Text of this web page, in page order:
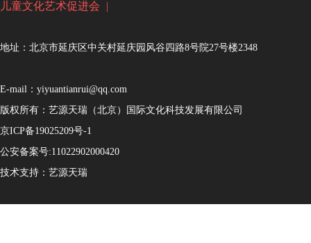
儿童文化艺术促进会
|
地址：北京市延庆区中关村延庆园风谷四路8号院27号楼2348
E-mail：yiyuantianrui@qq.com
版权所有：艺源天瑞（北京）国际文化科技发展有限公司
京ICP备19025209号-1
公安备案号:11022902000420
技术支持： 艺源天瑞